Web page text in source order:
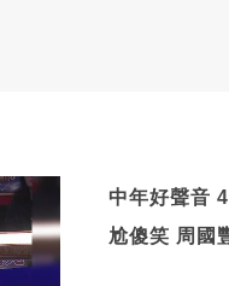
中年好聲音
尬傻笑 周國